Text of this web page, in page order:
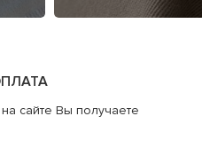
сайте Вы получаете